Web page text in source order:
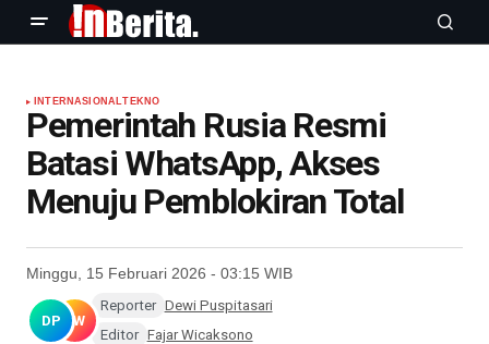
INTERNASIONALTEKNO
Pemerintah Rusia Resmi
Batasi WhatsApp, Akses
Menuju Pemblokiran Total
Minggu, 15 Februari 2026 - 03:15 WIB
DP FW
Reporter Dewi Puspitasari
Editor Fajar Wicaksono